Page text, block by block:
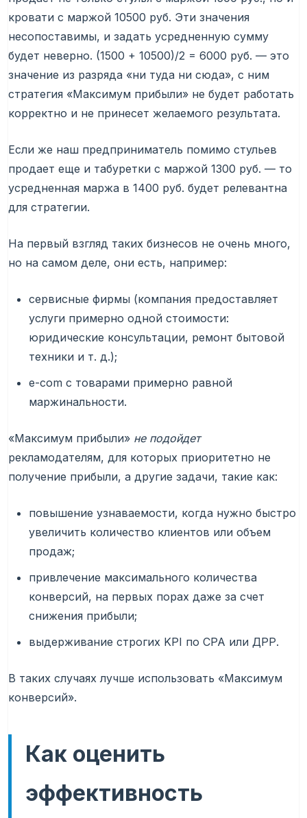
кровати с маржой 10500 руб. Эти значения
несопоставимы, и задать усредненную сумму
будет неверно. (1500 + 10500)/2 = 6000 руб. — это
значение из разряда «ни туда ни сюда», с ним
стратегия «Максимум прибыли» не будет работать
корректно и не принесет желаемого результата.
Если же наш предприниматель помимо стульев
продает еще и табуретки с маржой 1300 руб. — то
усредненная маржа в 1400 руб. будет релевантна
для стратегии.
На первый взгляд таких бизнесов не очень много,
но на самом деле, они есть, например:
сервисные фирмы (компания предоставляет
услуги примерно одной стоимости:
юридические консультации, ремонт бытовой
техники и т. д.);
e-com с товарами примерно равной
маржинальности.
«Максимум прибыли» не подойдет
рекламодателям, для которых приоритетно не
получение прибыли, а другие задачи, такие как:
повышение узнаваемости, когда нужно быстро
увеличить количество клиентов или объем
продаж;
привлечение максимального количества
конверсий, на первых порах даже за счет
снижения прибыли;
выдерживание строгих KPI по CPA или ДРР.
В таких случаях лучше использовать «Максимум
конверсий».
Как оценить
эффективность